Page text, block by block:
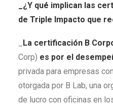
_¿Y qué implican las
de Triple Impacto que
La certificación B
Corp) es por el
privada para empresas
otorgada por B Lab, una
de lucro con oficinas en